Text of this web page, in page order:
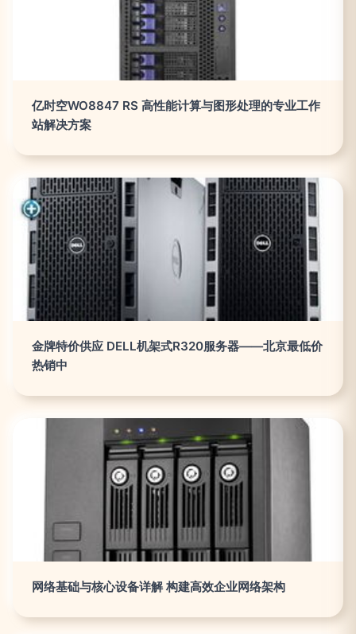
亿时空WO8847 RS 高性能计算与图形处理的专业工作
站解决方案
金牌特价供应 DELL机架式R320服务器——北京最低价
热销中
网络基础与核心设备详解 构建高效企业网络架构